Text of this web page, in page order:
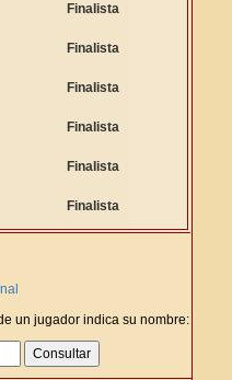
Finalista
Finalista
Finalista
Finalista
Finalista
Finalista
un jugador indica su nombre: